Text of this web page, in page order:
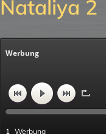
Nataliya 2
Werbung
1 Werbung